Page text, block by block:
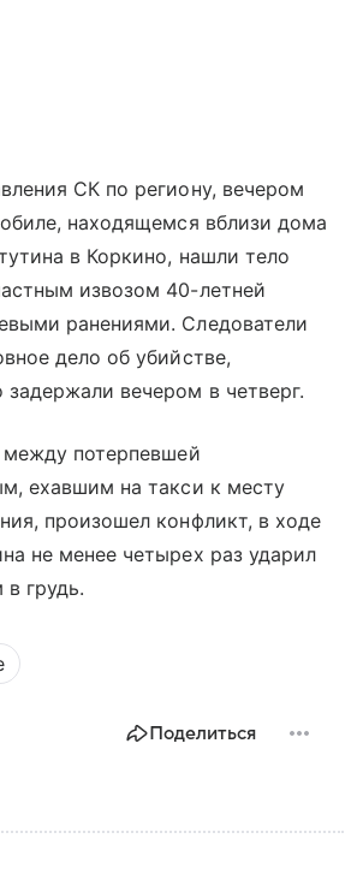
СК по региону, вечером
находящемся вблизи дома
в Коркино, нашли тело
извозом 40-летней
ранениями. Следователи
дело об убийстве,
задержали вечером в четверг.
между потерпевшей
ехавшим на такси к месту
произошел конфликт, в ходе
не менее четырех раз ударил
грудь.
Поделиться